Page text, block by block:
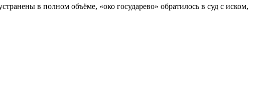
в полном объёме, «око государево» обратилось в суд с иском,